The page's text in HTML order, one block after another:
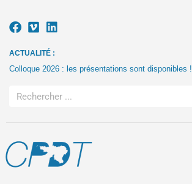
ACTUALITÉ :
Colloque 2026 : les présentations sont disponibles !